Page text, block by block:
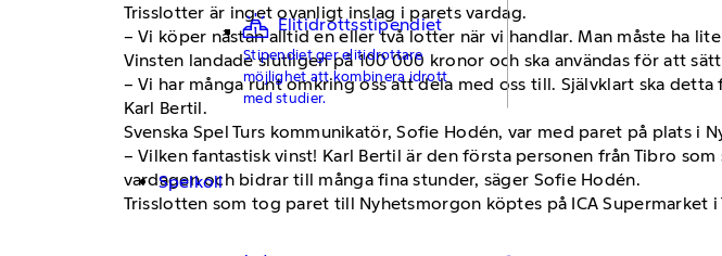
Elitidrottsstipendiet
Stipendiet ger elitidrottare
möjlighet att kombinera idrott
med studier.
Spelkoll
Trisslotter är inget ovanligt inslag i parets vardag.
– Vi köper nästan alltid en eller två lotter när vi handlar. Man måste ha
Vinsten landade slutligen på 100 000 kronor och ska användas för att
– Vi har många runt omkring oss att dela med oss till. Självklart ska
Karl Bertil.
Svenska Spel Turs kommunikatör, Sofie Hodén, var med paret på plats i
– Vilken fantastisk vinst! Karl Bertil är den första personen från Tibro
vardagen och bidrar till många fina stunder, säger Sofie Hodén.
Trisslotten som tog paret till Nyhetsmorgon köptes på ICA Supermarket i